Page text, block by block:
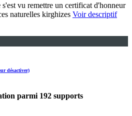
vu remettre un certificat d'honneur
naturelles kirghizes Voir descriptif
désactiver)
parmi 192 supports